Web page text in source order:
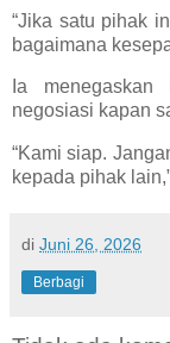
“Jika satu pihak
bagaimana
Ia menegaskan
negosiasi kapan
“Kami siap.
kepada pihak
di Juni 26, 2026
Berbagi